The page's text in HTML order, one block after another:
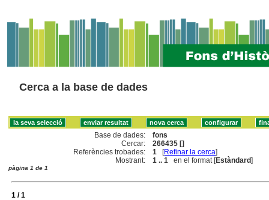
Cerca a la base de dades
Base de dades:
fons
Cercar:
266435 []
Referències trobades:
1 [Refinar la cerca]
Mostrant:
1 .. 1 en el format [Estàndard]
pàgina 1 de 1
1 / 1